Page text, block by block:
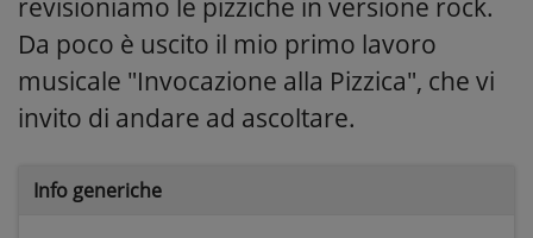
revisioniamo le pizziche in versione rock.
Da poco è uscito il mio primo lavoro
musicale "Invocazione alla Pizzica", che vi
invito di andare ad ascoltare.
Info generiche